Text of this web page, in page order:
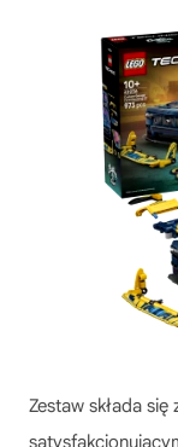
Zestaw składa